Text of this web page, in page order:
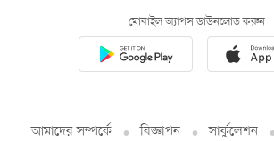
মোবাইল অ্যাপস ডাউনলোড করুন
আমাদের সম্পর্কে বিজ্ঞাপন সার্কুলেশন